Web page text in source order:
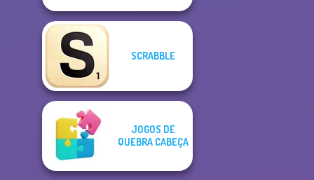
SCRABBLE
JOGOS DE
QUEBRA CABEÇA